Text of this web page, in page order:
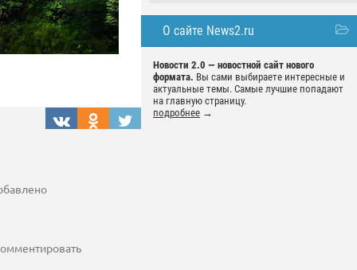
О сайте News2.ru
Новости 2.0 — новостной сайт нового
формата. Вы сами выбираете интересные и
актуальные темы. Самые лучшие попадают
на главную страницу.
подробнее →